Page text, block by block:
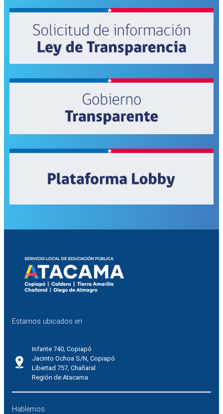
Estamos ubicados en
Infante 740, Copiapó
Jacinto Ochoa S/N, Copiapó
Libertad 757, Chañaral
Región de Atacama
Hablemos